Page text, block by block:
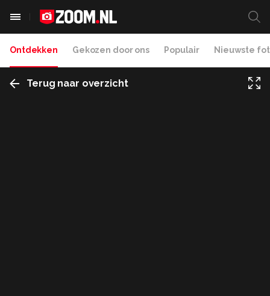
Ontdekken Gekozen door ons Populair Nieuwste
Terug naar overzicht